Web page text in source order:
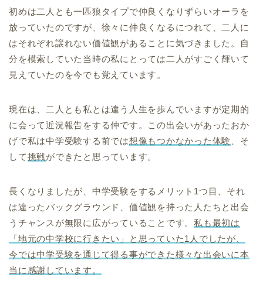
初めは二人とも一匹狼タイプで仲良くなりずらいオーラを
放っていたのですが、徐々に仲良くなるにつれて、二人に
はそれぞれ譲れない価値観があることに気づきました。自
分を模索していた当時の私にとっては二人がすごく輝いて
見えていたのを今でも覚えています。
現在は、二人とも私とは違う人生を歩んでいますが定期的
に会って近況報告をする仲です。この出会いがあったおか
げで私は中学受験する前では想像もつかなかった体験
、そ
して挑戦ができたと思っています。
長くなりましたが、中学受験をするメリット1つ目、それ
は違ったバックグラウンド、価値観を持った人たちと出会
うチャンスが無限に広がっていることです。私も最初は
「地元の中学校に行きたい」と思っていた1人でしたが、
今では中学受験を通じて得る事ができた様々な出会いに本
当に感謝しています。